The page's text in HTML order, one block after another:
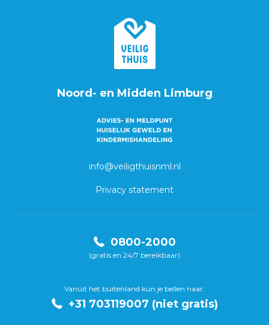
Noord- en Midden Limburg
info@veiligthuisnml.nl
Privacy statement
0800-2000
(gratis en 24/7 bereikbaar)
Vanuit het buitenland kun je bellen naar:
+31 703119007 (niet gratis)